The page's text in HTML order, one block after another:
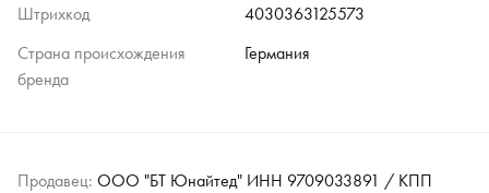
Штрихкод
4030363125573
Страна происхождения
бренда
Германия
Продавец: ООО "БТ Юнайтед" ИНН 9709033891 / КПП